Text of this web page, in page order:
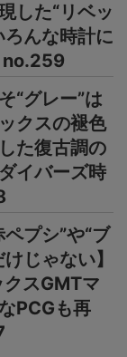
した“リベッ
ろんな時計に
no.259
“グレー”は
クスの褪色
た復古調の
イバーズ時
ペプシ”や“ブ
じゃない】
スGMTマ
PCGも再